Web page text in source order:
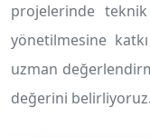
projelerinde
yönetilmesine
uzman
değerini belirliyoruz.